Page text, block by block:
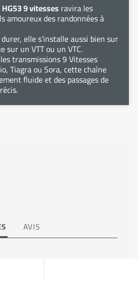
9 vitesses ravira les
amoureux des randonnées à
elle s’installe aussi bien sur
sur un VTT ou un VTC.
transmissions 9 Vitesses
Tiagra ou Sora, cette chaîne
fluide et des passages de
AVIS